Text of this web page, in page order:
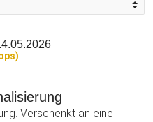
Verschenkt an eine